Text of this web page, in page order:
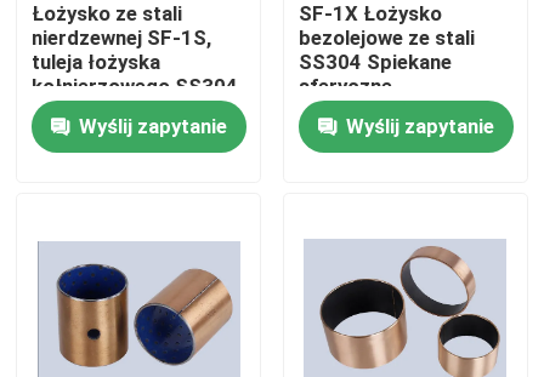
Skontaktuj się z nami
Poprosić o wycenę
Samosmarujące się łożyska z brązu
Łożyska samosmarujące
Łożysko ze stali
nierdzewnej SF-1S,
tuleja łożyska
kołnierzowego SS304,
łożysko
samosmarujące z
powłoką PTFE SS316
Wyślij zapytanie
SF-1X Łożysko
bezolejowe ze stali
SS304 Spiekane
sferyczne
samosmarujące
Wyślij zapytanie